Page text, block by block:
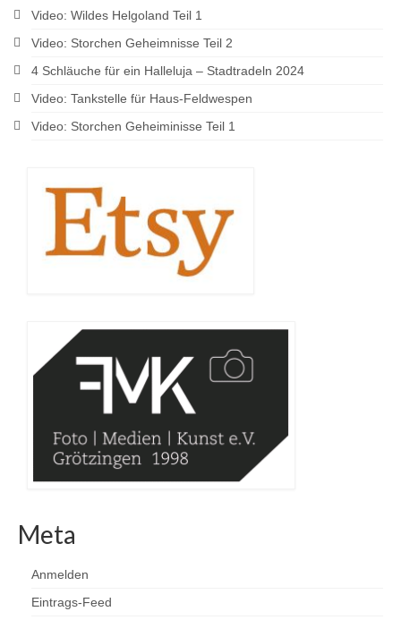
Video: Wildes Helgoland Teil 1
Video: Storchen Geheimnisse Teil 2
4 Schläuche für ein Halleluja – Stadtradeln 2024
Video: Tankstelle für Haus-Feldwespen
Video: Storchen Geheiminisse Teil 1
Meta
Anmelden
Eintrags-Feed